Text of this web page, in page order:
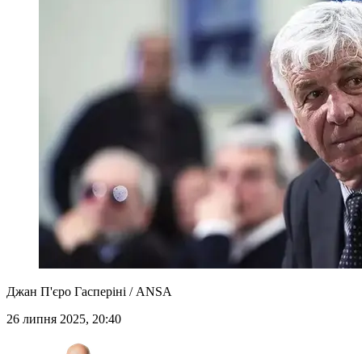
Джан П'єро Гасперіні / ANSA
26 липня 2025, 20:40